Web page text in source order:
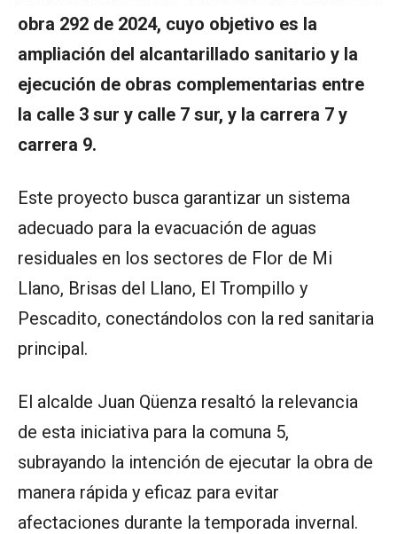
obra 292 de 2024, cuyo objetivo es la
ampliación del alcantarillado sanitario y la
ejecución de obras complementarias entre
la calle 3 sur y calle 7 sur, y la carrera 7 y
carrera 9.
Este proyecto busca garantizar un sistema
adecuado para la evacuación de aguas
residuales en los sectores de Flor de Mi
Llano, Brisas del Llano, El Trompillo y
Pescadito, conectándolos con la red sanitaria
principal.
El alcalde Juan Qüenza resaltó la relevancia
de esta iniciativa para la comuna 5,
subrayando la intención de ejecutar la obra de
manera rápida y eficaz para evitar
afectaciones durante la temporada invernal.